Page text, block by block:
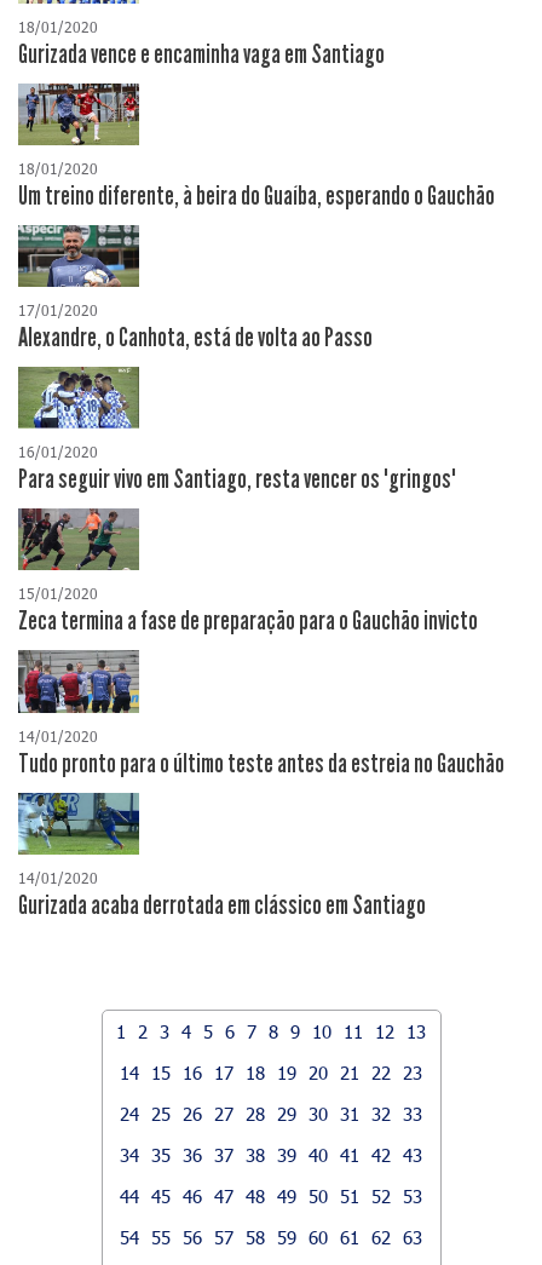
18/01/2020
Gurizada vence e encaminha vaga em Santiago
18/01/2020
Um treino diferente, à beira do Guaíba, esperando o Gauchão
17/01/2020
Alexandre, o Canhota, está de volta ao Passo
16/01/2020
Para seguir vivo em Santiago, resta vencer os "gringos"
15/01/2020
Zeca termina a fase de preparação para o Gauchão invicto
14/01/2020
Tudo pronto para o último teste antes da estreia no Gauchão
14/01/2020
Gurizada acaba derrotada em clássico em Santiago
1 2 3 4 5 6 7 8 9 10 11 12
13
14
15 16 17 18 19 20 21 22
23
24
25 26 27 28 29 30 31 32
33
34 35 36 37 38 39 40 41 42
43
44 45 46 47 48 49 50 51 52
53
54 55 56 57 58 59 60 61 62
63